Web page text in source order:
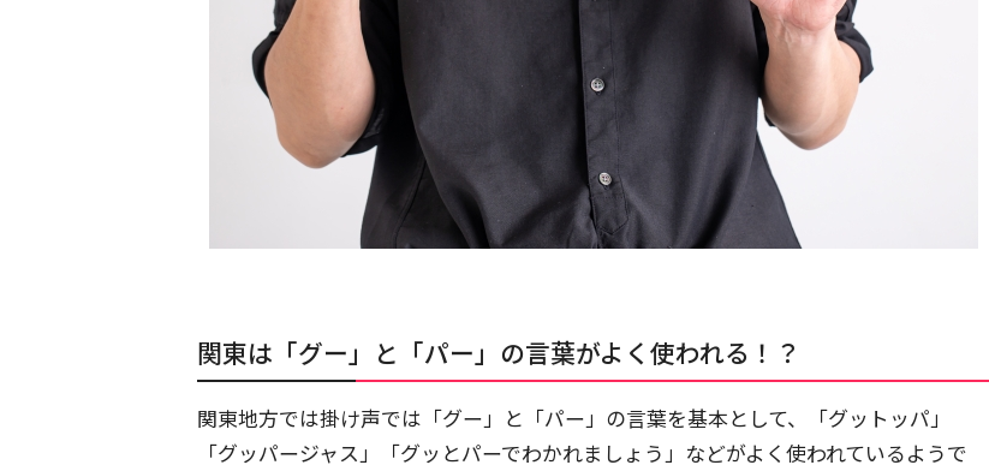
関東は「グー」と「パー」の言葉がよく使われる！？
関東地方では掛け声では「グー」と「パー」の言葉を基本として、「グットッパ」
「グッパージャス」「グッとパーでわかれましょう」などがよく使われているようで